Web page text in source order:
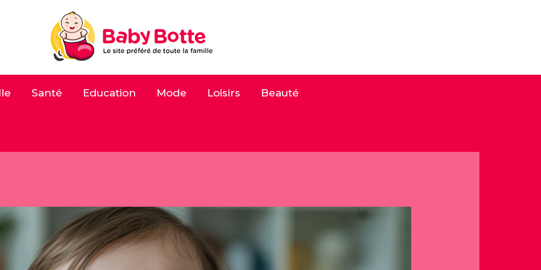
Santé Education Mode Loisirs Beauté